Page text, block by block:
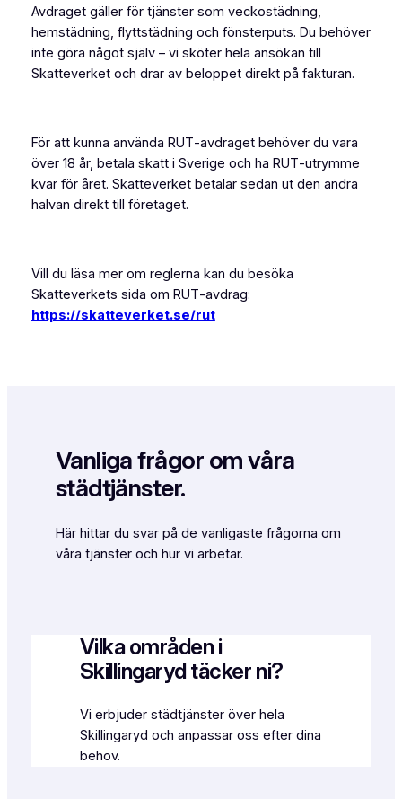
Avdraget gäller för tjänster som veckostädning,
hemstädning, flyttstädning och fönsterputs. Du behöver
inte göra något själv – vi sköter hela ansökan till
Skatteverket och drar av beloppet direkt på fakturan.
För att kunna använda RUT‑avdraget behöver du vara
över 18 år, betala skatt i Sverige och ha RUT‑utrymme
kvar för året. Skatteverket betalar sedan ut den andra
halvan direkt till företaget.
Vill du läsa mer om reglerna kan du besöka
Skatteverkets sida om RUT‑avdrag:
https://skatteverket.se/rut
Vanliga frågor om våra
städtjänster.
Här hittar du svar på de vanligaste frågorna om
våra tjänster och hur vi arbetar.
Vilka områden i
Skillingaryd täcker ni?
Vi erbjuder städtjänster över hela
Skillingaryd och anpassar oss efter dina
behov.